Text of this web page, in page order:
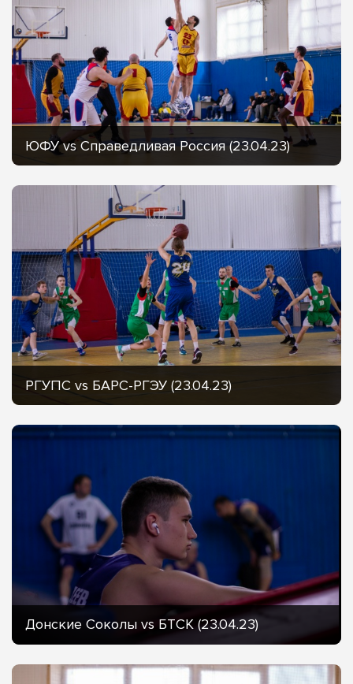
ЮФУ vs Справедливая Россия (23.04.23)
РГУПС vs БАРС-РГЭУ (23.04.23)
Донские Соколы vs БТСК (23.04.23)